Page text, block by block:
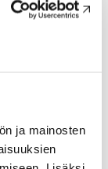
ja mainosten